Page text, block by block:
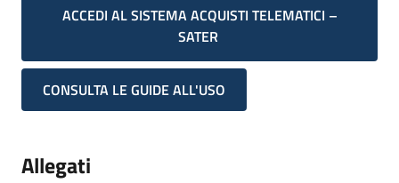
ACCEDI AL SISTEMA ACQUISTI TELEMATICI –
SATER
CONSULTA LE GUIDE ALL'USO
Allegati